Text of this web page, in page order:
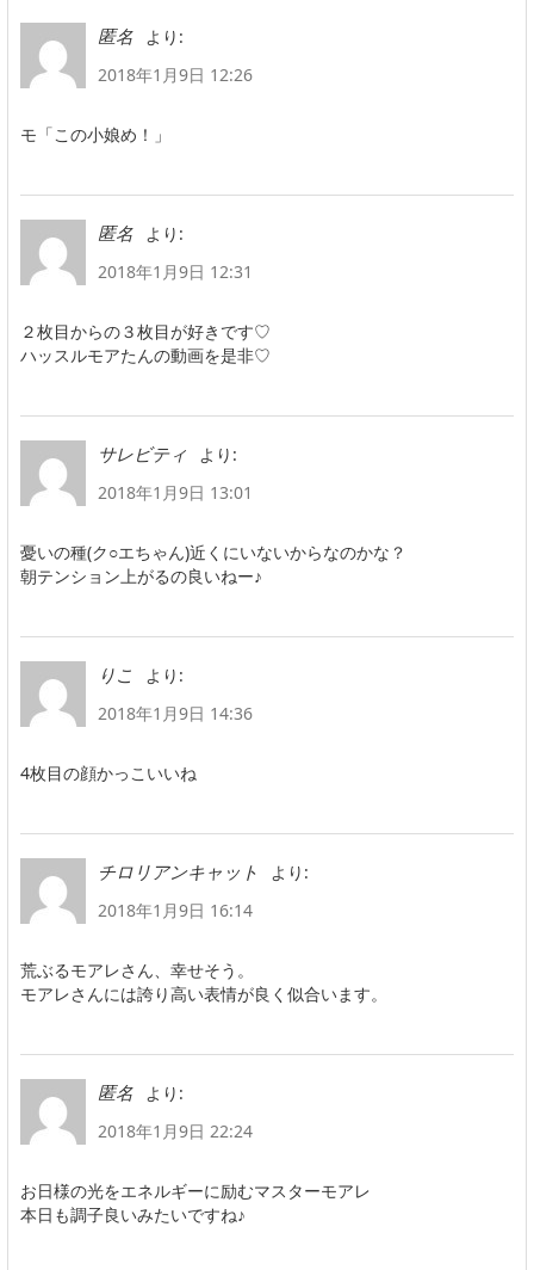
匿名
より:
2018年1月9日 12:26
モ「この小娘め！」
匿名
より:
2018年1月9日 12:31
２枚目からの３枚目が好きです♡
ハッスルモアたんの動画を是非♡
サレビティ
より:
2018年1月9日 13:01
憂いの種(ク○エちゃん)近くにいないからなのかな？
朝テンション上がるの良いねー♪
りこ
より:
2018年1月9日 14:36
4枚目の顔かっこいいね
チロリアンキャット
より:
2018年1月9日 16:14
荒ぶるモアレさん、幸せそう。
モアレさんには誇り高い表情が良く似合います。
匿名
より:
2018年1月9日 22:24
お日様の光をエネルギーに励むマスターモアレ
本日も調子良いみたいですね♪